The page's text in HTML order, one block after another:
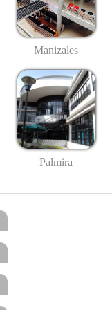
Manizales
Palmira